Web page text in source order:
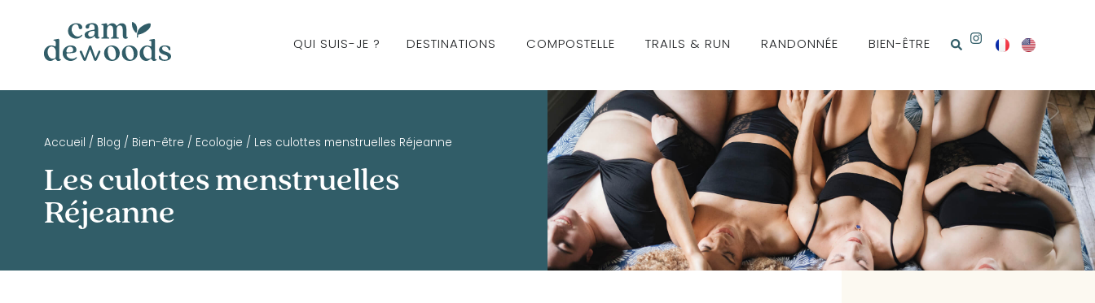
QUI SUIS-JE ? DESTINATIONS COMPOSTELLE TRAILS & RUN RANDONNÉE BIEN-ÊTRE
Accueil / Blog / Bien-être / Ecologie / Les culottes menstruelles Réjeanne
Les culottes menstruelles
Réjeanne